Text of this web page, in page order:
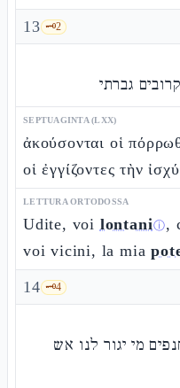
13 🗝️2
גברתי
SEPTUAGINTA (LXX)
ἀκούσονται οἱ
οἱ ἐγγίζοντες τὴν
LETTURA ORTODOSSA
Udite, voi lontaniⓘ,
voi vicini, la mia
14 🗝️4
מי יגור לנו אש